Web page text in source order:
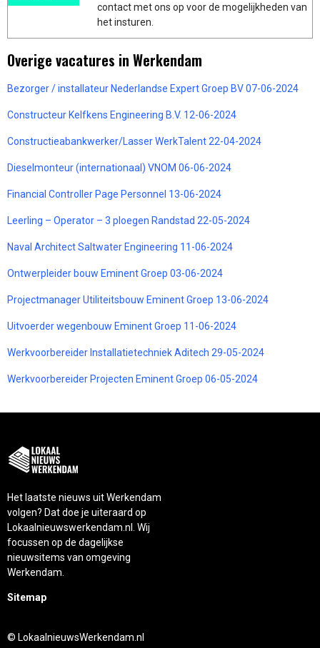
contact met ons op voor de mogelijkheden van
het insturen.
Overige vacatures in Werkendam
Bezorger / installateur Nederlandse Expert Groep BV 07-06-2024
Constructeur Kelfkens Engineering B.V. 12-06-2024
Constructieabankwerker/Lasser WerkTalent 22-04-2024
Dieselmonteur (internationaal) VNOM 06-06-2024
Financial Controller Page Personnel 13-06-2024
Leerling – Operator – 3 ploegen Randstad 22-05-2024
Naval Architect Saltwater Engineering 11-06-2024
Ontwerpleider bouw Eminent Groep 03-06-2024
Projectmanager Utiliteitsbouw Eminent Groep 13-06-2024
Uitvoerder wegenbouw Eminent Groep 11-06-2024
Werkvoorbereider Installatietechniek Aditech 29-05-2024
Werkvoorbereider Projecten Eminent Groep 06-05-2024
Het laatste nieuws uit Werkendam
volgen? Dat doe je uiteraard op
Lokaalnieuwswerkendam.nl. Wij
focussen op de dagelijkse
nieuwsitems van omgeving
Werkendam.
Sitemap
© LokaalnieuwsWerkendam.nl